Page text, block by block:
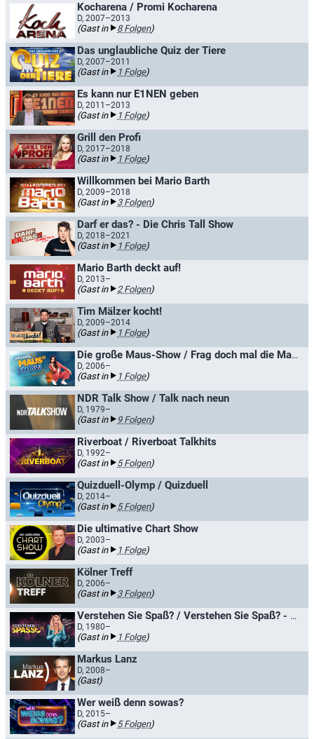
Kocharena / Promi Kocharena
D, 2007–2013
(Gast in 8 Folgen)
Das unglaubliche Quiz der Tiere
D, 2007–2011
(Gast in 1 Folge)
Es kann nur E1NEN geben
D, 2011–2013
(Gast in 1 Folge)
Grill den Profi
D, 2017–2018
(Gast in 1 Folge)
Willkommen bei Mario Barth
D, 2009–2018
(Gast in 3 Folgen)
Darf er das? - Die Chris Tall Show
D, 2018–2021
(Gast in 1 Folge)
Mario Barth deckt auf!
D, 2013–
(Gast in 2 Folgen)
Tim Mälzer kocht!
D, 2009–2014
(Gast in 1 Folge)
Die große Maus-Show / Frag doch mal die Maus
D, 2006–
(Gast in 1 Folge)
NDR Talk Show / Talk nach neun
D, 1979–
(Gast in 9 Folgen)
Riverboat / Riverboat Talkhits
D, 1992–
(Gast in 5 Folgen)
Quizduell-Olymp / Quizduell
D, 2014–
(Gast in 5 Folgen)
Die ultimative Chart Show
D, 2003–
(Gast in 1 Folge)
Kölner Treff
D, 2006–
(Gast in 3 Folgen)
Verstehen Sie Spaß? / Verstehen Sie Spaß? - Die Hallervorden-Show
D, 1980–
(Gast in 1 Folge)
Markus Lanz
D, 2008–
(Gast)
Wer weiß denn sowas?
D, 2015–
(Gast in 5 Folgen)